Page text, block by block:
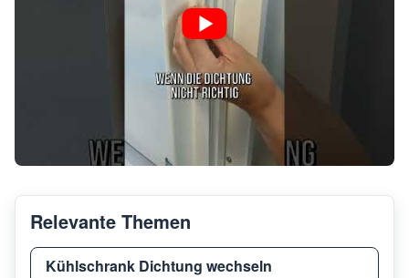
Relevante Themen
Kühlschrank Dichtung wechseln